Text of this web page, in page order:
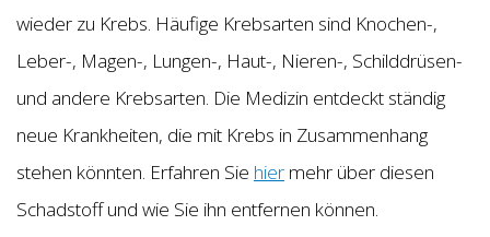
wieder zu Krebs. Häufige Krebsarten sind Knochen-,
Leber-, Magen-, Lungen-, Haut-, Nieren-, Schilddrüsen-
und andere Krebsarten. Die Medizin entdeckt ständig
neue Krankheiten, die mit Krebs in Zusammenhang
stehen könnten. Erfahren Sie hier mehr über diesen
Schadstoff und wie Sie ihn entfernen können.